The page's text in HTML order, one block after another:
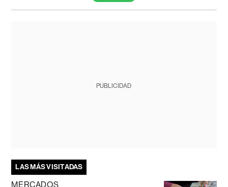
PUBLICIDAD
LAS MÁS VISITADAS
MERCADOS